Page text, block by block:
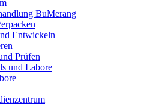
BuMerang
Entwickeln
Prüfen
und Labore